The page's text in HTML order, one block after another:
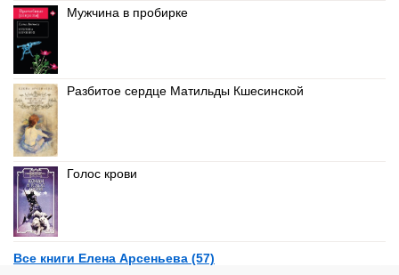
Мужчина в пробирке
Разбитое сердце Матильды Кшесинской
Голос крови
Все книги Елена Арсеньева (57)